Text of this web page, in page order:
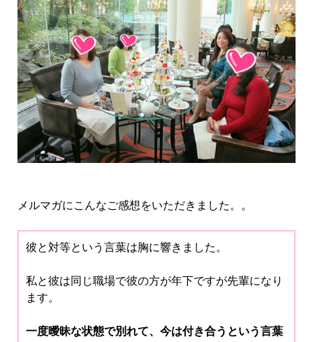
メルマガにこんなご感想をいただきました。。
彼と対等という言葉は胸に響きました。
私と彼は同じ職場で彼の方が年下ですが先輩になり
ます。
一度曖昧な状態で別れて、今は付き合うという言葉